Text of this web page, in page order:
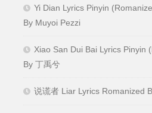
Yi Dian Lyrics Pinyin
By Muyoi Pezzi
Xiao San Dui Bai Lyrics Pinyin
By 丁禹兮
说谎者 Liar Lyrics Romanized